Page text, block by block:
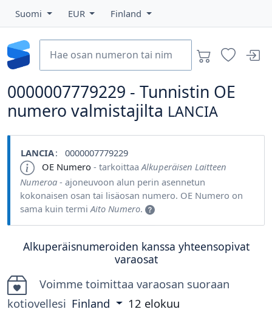
Suomi EUR Finland
0000007779229 - Tunnistin OE
numero valmistajilta LANCIA
LANCIA: 0000007779229
OE Numero - tarkoittaa Alkuperäisen Laitteen
Numeroa - ajoneuvoon alun perin asennetun
kokonaisen osan tai lisäosan numero. OE Numero on
sama kuin termi Aito Numero.
Alkuperäisnumeroiden kanssa yhteensopivat
varaosat
Voimme toimittaa varaosan suoraan
kotiovellesi Finland 12 elokuu